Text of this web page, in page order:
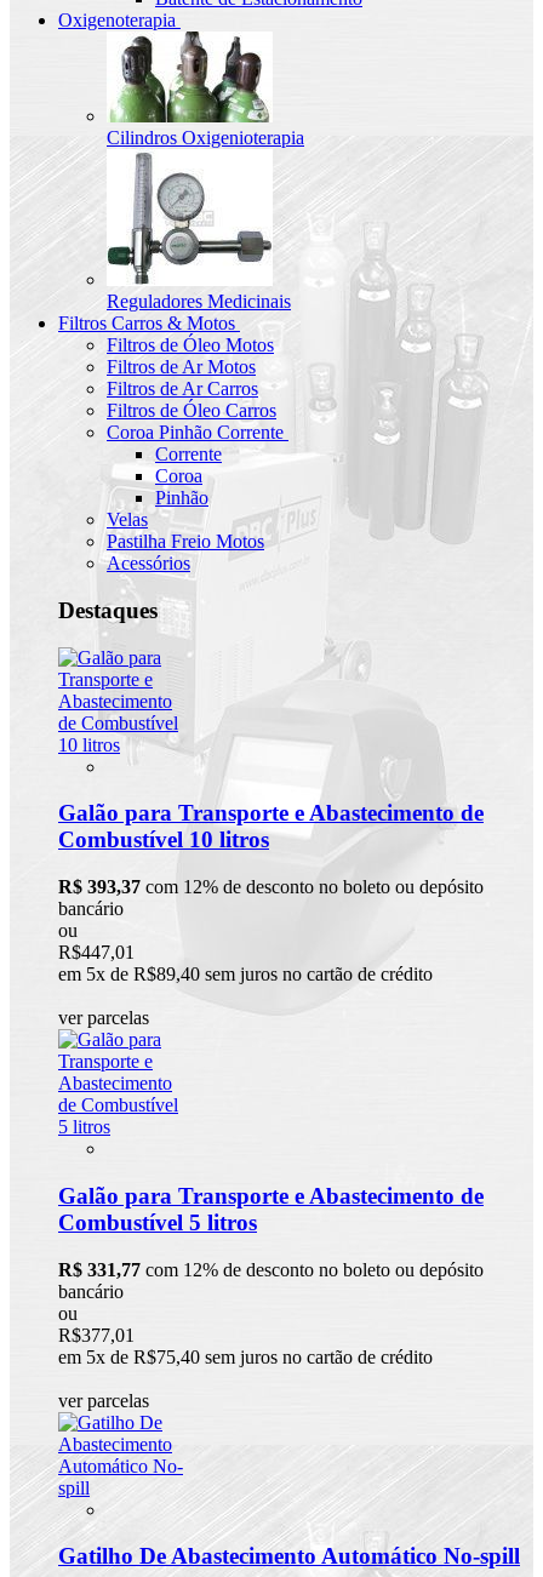
Oxigenoterapia
Cilindros Oxigenioterapia
Reguladores Medicinais
Filtros Carros & Motos
Filtros de Óleo Motos
Filtros de Ar Motos
Filtros de Ar Carros
Filtros de Óleo Carros
Coroa Pinhão Corrente
Corrente
Coroa
Pinhão
Velas
Pastilha Freio Motos
Acessórios
Destaques
Galão para Transporte e Abastecimento de
Combustível 10 litros
R$ 393,37 com 12% de desconto no boleto ou depósito
bancário
ou
R$447,01
em 5x de R$89,40 sem juros no cartão de crédito
ver parcelas
Galão para Transporte e Abastecimento de
Combustível 5 litros
R$ 331,77 com 12% de desconto no boleto ou depósito
bancário
ou
R$377,01
em 5x de R$75,40 sem juros no cartão de crédito
ver parcelas
Gatilho De Abastecimento Automático No-spill